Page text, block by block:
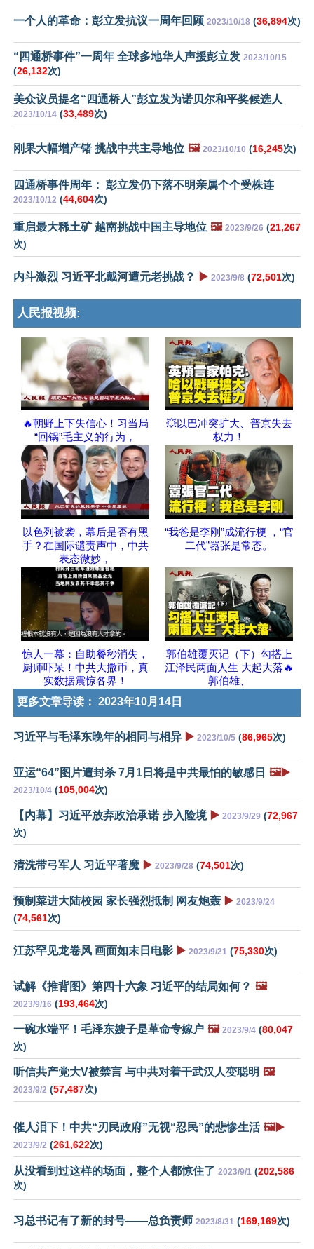
一个人的革命：彭立发抗议一周年回顾 2023/10/18 (36,894次)
“四通桥事件”一周年 全球多地华人声援彭立发 2023/10/15
(26,132次)
美众议员提名“四通桥人”彭立发为诺贝尔和平奖候选人
2023/10/14 (33,489次)
刚果大幅增产锗 挑战中共主导地位 🖼️ 2023/10/10 (16,245次)
四通桥事件周年： 彭立发仍下落不明亲属个个受株连
2023/10/12 (44,604次)
重启最大稀土矿 越南挑战中国主导地位 🖼️ 2023/9/26 (21,267
次)
内斗激烈 习近平北戴河遭元老挑战？ ▶️ 2023/9/8 (72,501次)
人民报视频:
🔥朝野上下失信心！习当局
“回锅”毛主义的行为，
💥以巴冲突扩大、普京失去
权力！
以色列被袭，幕后是否有黑
手？在国际谴责声中，中共
表态微妙，
“我爸是李刚”成流行梗 ，“官
二代”嚣张是常态。
惊人一幕：自助餐秒消失，
厨师吓呆！中共大撒币，真
实数据震惊各界！
郭伯雄覆灭记（下）勾搭上
江泽民两面人生 大起大落🔥
郭伯雄、
更多文章导读： 2023年10月14日
习近平与毛泽东晚年的相同与相异 ▶️ 2023/10/5 (86,965次)
亚运“64”图片遭封杀 7月1日将是中共最怕的敏感日 🖼️▶️
2023/10/4 (105,004次)
【内幕】习近平放弃政治承诺 步入险境 ▶️ 2023/9/29 (72,967
次)
清洗带弓军人 习近平著魔 ▶️ 2023/9/28 (74,501次)
预制菜进大陆校园 家长强烈抵制 网友炮轰 ▶️ 2023/9/24
(74,561次)
江苏罕见龙卷风 画面如末日电影 ▶️ 2023/9/21 (75,330次)
试解《推背图》第四十六象 习近平的结局如何？ 🖼️
2023/9/16 (193,464次)
一碗水端平！毛泽东嫂子是革命专嫁户 🖼️ 2023/9/4 (80,047
次)
听信共产党大V被禁言 与中共对着干武汉人变聪明 🖼️
2023/9/2 (57,487次)
催人泪下！中共“刃民政府”无视“忍民”的悲惨生活 🖼️▶️
2023/9/2 (261,622次)
从没看到过这样的场面，整个人都惊住了 2023/9/1 (202,586
次)
习总书记有了新的封号——总负责师 2023/8/31 (169,169次)